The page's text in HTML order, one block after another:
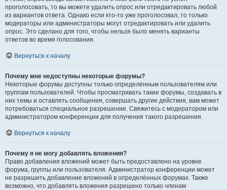
проголосовать, то вы можете удалить опрос или отредактировать любой
из вариантов ответа. Однако если кто-то уже проголосовал, то только
модераторы или администраторы могут отредактировать или удалить
опрос. Это сделано для того, чтобы нельзя было менять варианты
ответов во время голосования.
Вернуться к началу
Почему мне недоступны некоторые форумы?
Некоторые форумы доступны только определённым пользователям или
группам пользователей. Чтобы просматривать такие форумы, создавать в
них темы и оставлять сообщения, совершать другие действия, вам может
потребоваться специальное разрешение. Свяжитесь с модератором или
администратором конференции для получения такого разрешения.
Вернуться к началу
Почему я не могу добавлять вложения?
Право добавления вложений может быть предоставлено на уровне
форума, группы или пользователя. Администратор конференции может
не разрешить добавление вложений в определённых форумах. Также
возможно, что добавлять вложения разрешено только членам